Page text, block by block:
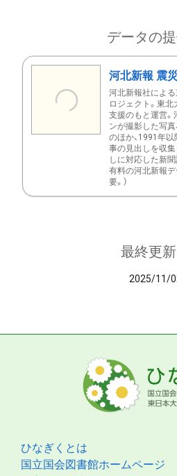
データの
河北新報 震
河北新報社によ
ロジェクト。東
支援のもと運営。
ンが撮影した写
のほか、1991年
事の見出しを収集
しに対応した新聞
有料の河北新報
要。）
最終更
2025/11/
ひなぎくとは
国立国会図書館ホームページ